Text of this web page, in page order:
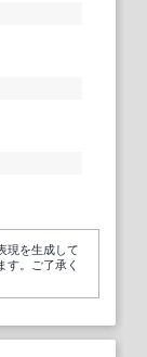
現を生成して
す。ご了承く